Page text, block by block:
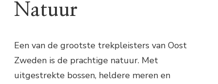
Natuur
Een van de grootste trekpleisters van Oost
Zweden is de prachtige natuur. Met
uitgestrekte bossen, heldere meren en